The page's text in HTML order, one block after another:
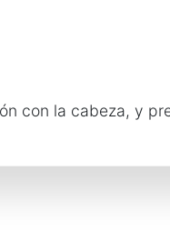
con la cabeza, y